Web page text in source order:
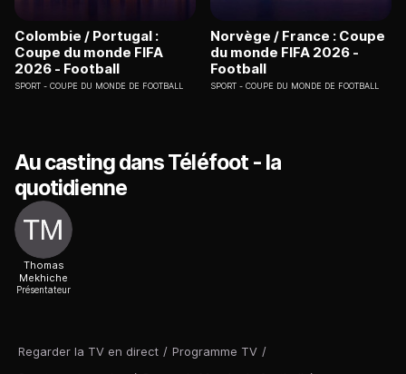
Regarder la TV en direct / Programme TV /
Colombie / Portugal :
Coupe du monde FIFA
2026 - Football
SPORT COUPE DU MONDE DE FOOTBALL
Norvège / France : Coupe
du monde FIFA 2026 -
Football
SPORT COUPE DU MONDE DE FOOTBALL
Au casting dans Téléfoot - la
quotidienne
Thomas
Mekhiche
Présentateur